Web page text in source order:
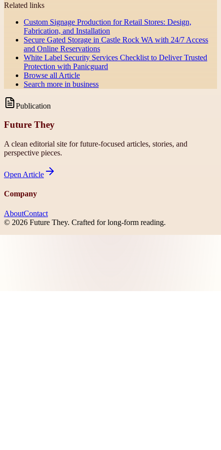
Related links
Custom Signage Production for Retail Stores: Design,
Fabrication, and Installation
Secure Gated Storage in Castle Rock WA with 24/7 Access
and Online Reservations
White Label Security Services Checklist to Deliver Trusted
Protection with Panicguard
Browse all Article
Search more in business
Publication
Future They
A clean editorial site for future-focused articles, stories, and
perspective pieces.
Open Article
Company
AboutContact
© 2026 Future They. Crafted for long-form reading.